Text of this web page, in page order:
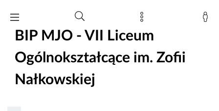
BIP MJO - VII Liceum
Ogólnokształcące im. Zofii
Nałkowskiej